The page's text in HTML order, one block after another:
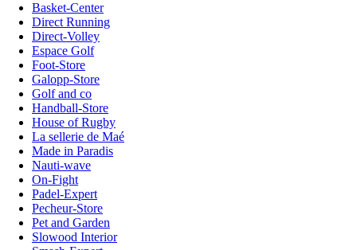
Basket-Center
Direct Running
Direct-Volley
Espace Golf
Foot-Store
Galopp-Store
Golf and co
Handball-Store
House of Rugby
La sellerie de Maé
Made in Paradis
Nauti-wave
On-Fight
Padel-Expert
Pecheur-Store
Pet and Garden
Slowood Interior